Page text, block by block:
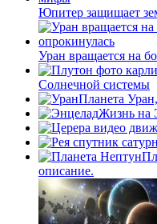
Юпитер защищает
Уран вращается на
Солнечной системы
Планета
Жизнь на
описание.